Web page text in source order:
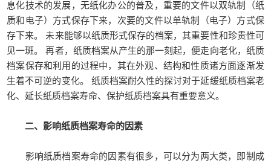
息化技术的发展，无纸化办公的普及，重要的文件以双轨制（纸
质和电子）方式保存下来，次要的文件以单轨制（电子）方式保
存下来。 未来能够以纸质形式保存的档案，其重要性和珍贵性可
见一斑。 再者，纸质档案从产生的那一刻起，便走向老化，纸质
档案保存和利用的过程中，其在外观、结构和性质诸方面逐渐发
生着不可逆的变化。 纸质档案耐久性的探讨对于延缓纸质档案老
化、延长纸质档案寿命、保护纸质档案具有重要意义。
二、影响纸质档案寿命的因素
影响纸质档案寿命的因素有很多，可以分为两大类，即制成